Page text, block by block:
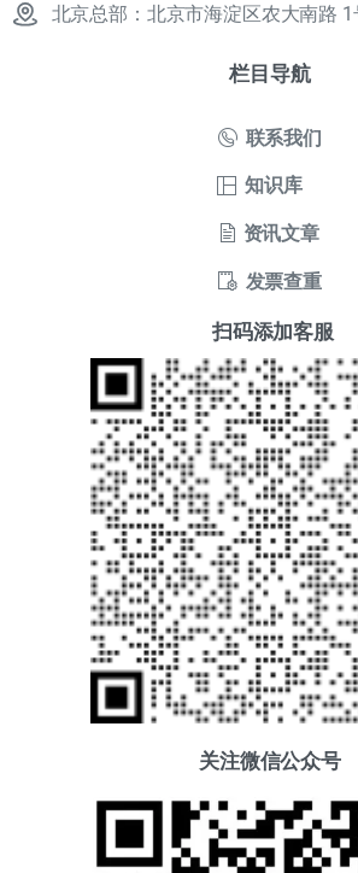
北京总部：北京市海淀区农大南路
栏目导航
联系我们
知识库
资讯文章
发票查重
扫码添加客服
关注微信公众号